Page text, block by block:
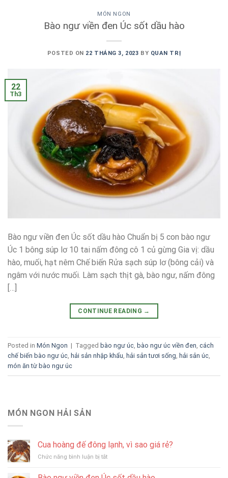
MÓN NGON
Bào ngư viền đen Úc sốt dầu hào
POSTED ON 22 THÁNG 3, 2023 BY QUAN TRỊ
22
Th3
Bào ngư viền đen Úc sốt dầu hào Chuẩn bị 5 con bào ngư
Úc 1 bông súp lơ 10 tai nấm đông cô 1 củ gừng Gia vị: dầu
hào, muối, hạt nêm Chế biến Rửa sạch súp lơ (bông cải) và
ngâm với nước muối. Làm sạch thịt gà, bào ngư, nấm đông
[…]
CONTINUE READING →
Posted in Món Ngon | Tagged bào ngư úc, bào ngư úc viền đen, cách
chế biến bào ngư úc, hải sản nhập khẩu, hải sản tươi sống, hải sản úc,
món ăn từ bào ngư úc
MÓN NGON HẢI SẢN
Cua hoàng đế đông lạnh, vì sao giá rẻ?
Chức năng bình luận bị tắtở
hoàng